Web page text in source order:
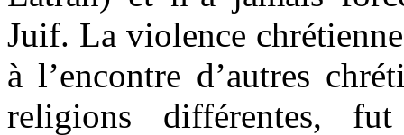
Juif. La violence
à l’encontre d’autres
religions différentes,